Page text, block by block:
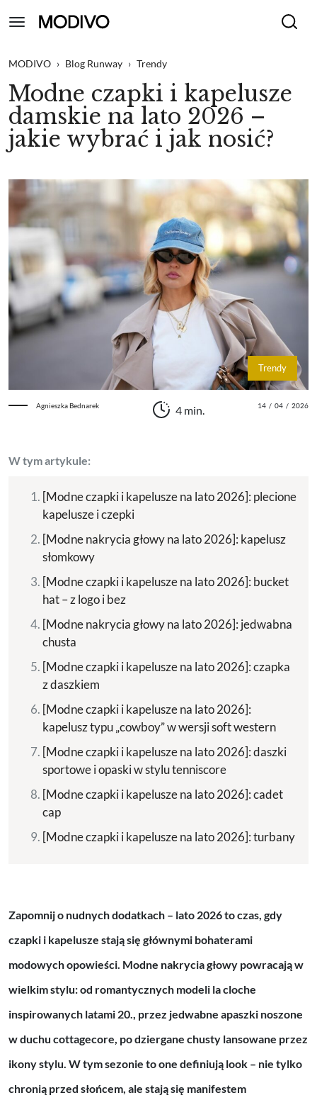
MODIVO › Blog Runway › Trendy
Modne czapki i kapelusze
damskie na lato 2026 –
jakie wybrać i jak nosić?
Trendy
Agnieszka Bednarek 4 min. 14 / 04 / 2026
W tym artykule:
[Modne czapki i kapelusze na lato 2026]: plecione
kapelusze i czepki
[Modne nakrycia głowy na lato 2026]: kapelusz
słomkowy
[Modne czapki i kapelusze na lato 2026]: bucket
hat – z logo i bez
[Modne nakrycia głowy na lato 2026]: jedwabna
chusta
[Modne czapki i kapelusze na lato 2026]: czapka
z daszkiem
[Modne czapki i kapelusze na lato 2026]:
kapelusz typu „cowboy” w wersji soft western
[Modne czapki i kapelusze na lato 2026]: daszki
sportowe i opaski w stylu tenniscore
[Modne czapki i kapelusze na lato 2026]: cadet
cap
[Modne czapki i kapelusze na lato 2026]: turbany
Zapomnij o nudnych dodatkach – lato 2026 to czas, gdy
czapki i kapelusze stają się głównymi bohaterami
modowych opowieści. Modne nakrycia głowy powracają w
wielkim stylu: od romantycznych modeli la cloche
inspirowanych latami 20., przez jedwabne apaszki noszone
w duchu cottagecore, po dziergane chusty lansowane przez
ikony stylu. W tym sezonie to one definiują look – nie tylko
chronią przed słońcem, ale stają się manifestem